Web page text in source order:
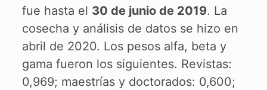
fue hasta el 30 de junio de 2019. La
cosecha y análisis de datos se hizo en
abril de 2020. Los pesos alfa, beta y
gama fueron los siguientes. Revistas:
0,969; maestrías y doctorados: 0,600;